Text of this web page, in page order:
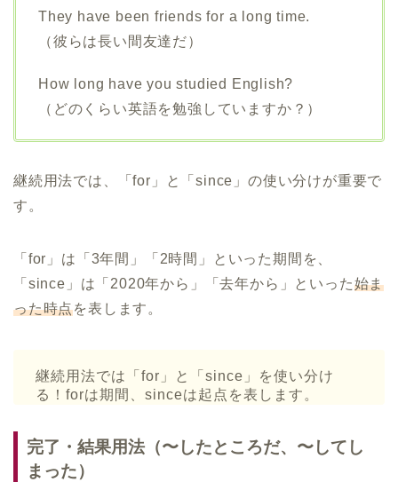
They have been friends for a long time.
（彼らは長い間友達だ）
How long have you studied English?
（どのくらい英語を勉強していますか？）
継続用法では、「for」と「since」の使い分けが重要で
す。
「for」は「3年間」「2時間」といった期間を、
「since」は「2020年から」「去年から」といった始ま
った時点を表します。
継続用法では「for」と「since」を使い分け
る！forは期間、sinceは起点を表します。
完了・結果用法（〜したところだ、〜してし
まった）